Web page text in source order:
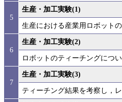
5
生産・加工実験(1)
生産における産業用ロボット
6
生産・加工実験(2)
ロボットのティーチングにつ
7
生産・加工実験(3)
ティーチング結果を考察し，